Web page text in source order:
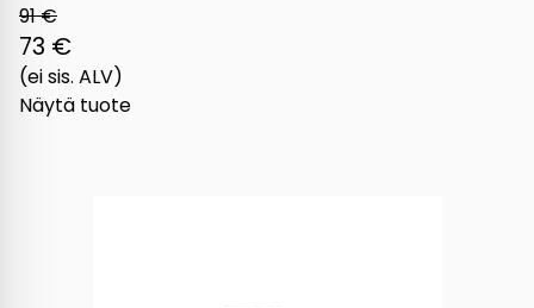
91 €
73 €
(ei sis. ALV)
Näytä tuote